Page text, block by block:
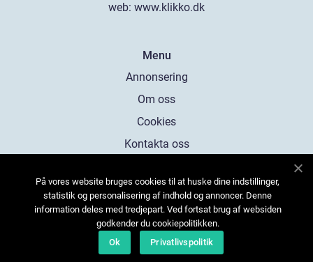
web: www.klikko.dk
Menu
Annonsering
Om oss
Cookies
Kontakta oss
På vores website bruges cookies til at huske dine indstillinger,
statistik og personalisering af indhold og annoncer. Denne
information deles med tredjepart. Ved fortsat brug af websiden
godkender du cookiepolitikken.
Ok
Privatlivspolitik